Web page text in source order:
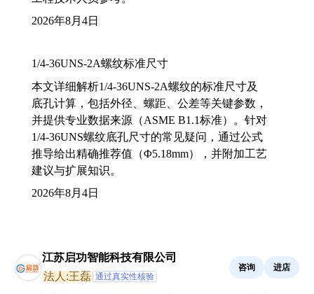
2026年8月4日
1/4-36UNS-2A螺纹标准尺寸
本文详细解析1/4-36UNS-2A螺纹的标准尺寸及
底孔计算，包括外径、螺距、公差等关键参数，
并提供专业数据来源（ASME B1.1标准）。针对
1/4-36UNS螺纹底孔尺寸的常见疑问，通过公式
推导给出精确推荐值（Φ5.18mm），并附加工艺
建议与扩展知识。
2026年8月4日
江苏启功智能科技有限公司
法人:王磊 通过真实性核验
咨询 进店